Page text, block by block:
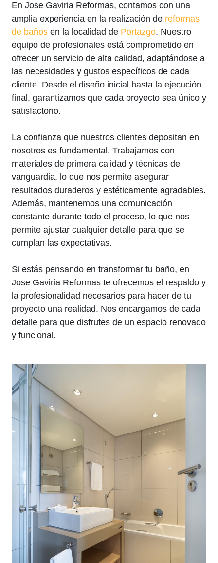
En Jose Gaviria Reformas, contamos con una
amplia experiencia en la realización de reformas
de baños en la localidad de Portazgo. Nuestro
equipo de profesionales está comprometido en
ofrecer un servicio de alta calidad, adaptándose a
las necesidades y gustos específicos de cada
cliente. Desde el diseño inicial hasta la ejecución
final, garantizamos que cada proyecto sea único y
satisfactorio.
La confianza que nuestros clientes depositan en
nosotros es fundamental. Trabajamos con
materiales de primera calidad y técnicas de
vanguardia, lo que nos permite asegurar
resultados duraderos y estéticamente agradables.
Además, mantenemos una comunicación
constante durante todo el proceso, lo que nos
permite ajustar cualquier detalle para que se
cumplan las expectativas.
Si estás pensando en transformar tu baño, en
Jose Gaviria Reformas te ofrecemos el respaldo y
la profesionalidad necesarios para hacer de tu
proyecto una realidad. Nos encargamos de cada
detalle para que disfrutes de un espacio renovado
y funcional.